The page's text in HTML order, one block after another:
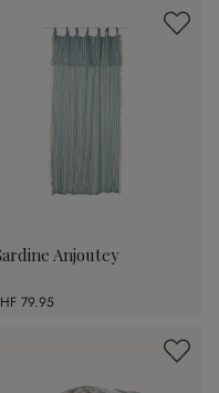
Anjoutey
79.95